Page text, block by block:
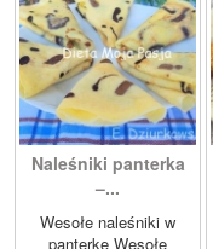
Naleśniki panterka
–...
Wesołe naleśniki w
panterkę Wesołe